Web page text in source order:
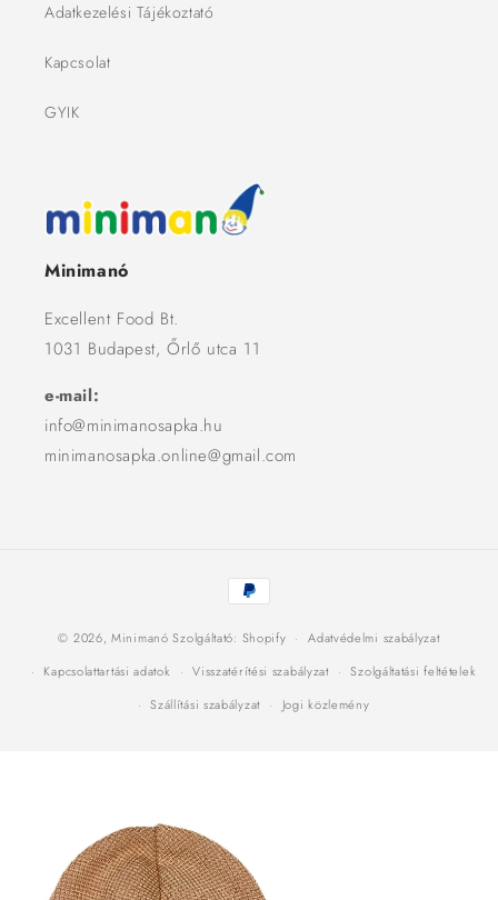
Adatkezelési Tájékoztató
Kapcsolat
GYIK
Minimanó
Excellent Food Bt.
1031 Budapest, Őrlő utca 11
e-mail:
info@minimanosapka.hu
minimanosapka.online@gmail.com
Fizetési
módok
© 2026,Minimanó Szolgáltató: Shopify
Adatvédelmi szabályzat
Kapcsolattartási adatok
Visszatérítési szabályzat
Szolgáltatási feltételek
Szállítási szabályzat
Jogi közlemény